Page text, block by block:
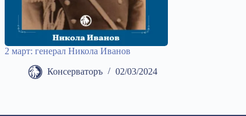
2 март: генерал Никола Иванов
Консерваторъ 02/03/2024